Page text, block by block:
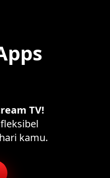
TV!
kamu.